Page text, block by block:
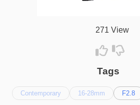
271 View
Tags
Contemporary 16-28mm F2.8